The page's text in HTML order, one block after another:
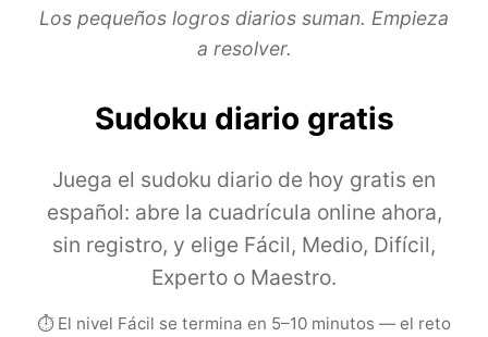
Los pequeños logros diarios suman. Empieza
a resolver.
Sudoku diario gratis
Juega el sudoku diario de hoy gratis en
español: abre la cuadrícula online ahora,
sin registro, y elige Fácil, Medio, Difícil,
Experto o Maestro.
⏱ El nivel Fácil se termina en 5–10 minutos — el reto